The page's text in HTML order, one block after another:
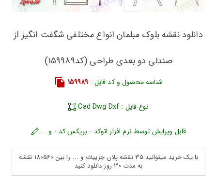
دانلود نقشه بلوک مبلمان انواع مختلفی شگفت انگیز از
صندلی دو بعدی طراحی (کد159989)
شناسه محصول و کد فایل : 159989
نوع فایل : Cad Dwg Dxf
قابل ویرایش توسط نرم افزار اتوکد - بریکس کد - و ...
با یک خرید میتوانید 35 نقشه پلان جزییات و ... را بین 180560 نقشه
به مدت 30 روز دانلود کنید